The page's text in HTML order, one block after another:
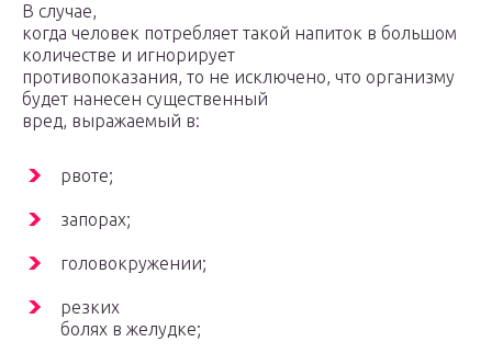
В случае,
когда человек потребляет такой напиток в большом
количестве и игнорирует
противопоказания, то не исключено, что организму
будет нанесен существенный
вред, выражаемый в:
рвоте;
запорах;
головокружении;
резких
болях в желудке;